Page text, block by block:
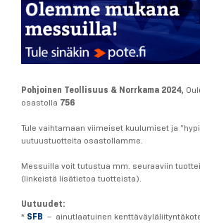
Pohjoinen Teollisuus & Norrkama 2024,
osastolla 756
Tule vaihtamaan viimeiset kuulumiset ja
uutuustuotteita osastollamme.
Messuilla voit tutustua mm. seuraaviin
(linkeistä lisätietoa tuotteista).
Uutuudet:
* SFB – ainutlaatuinen